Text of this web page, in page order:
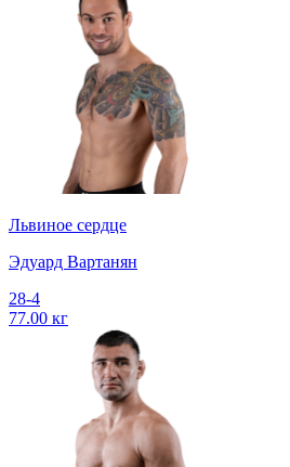
Львиное сердце
Эдуард Вартанян
28-4
77.00 кг